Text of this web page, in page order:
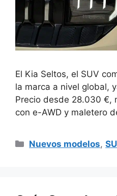
El Kia Seltos, el SUV
la marca a nivel global,
Precio desde 28.030 €,
con e-AWD y maletero
Categorías
Nuevos modelos,